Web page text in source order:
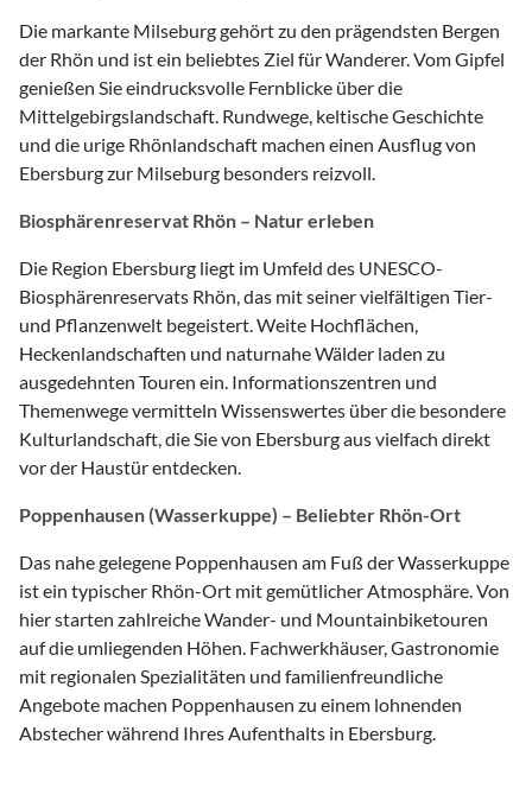
Die markante Milseburg gehört zu den prägendsten Bergen
der Rhön und ist ein beliebtes Ziel für Wanderer. Vom Gipfel
genießen Sie eindrucksvolle Fernblicke über die
Mittelgebirgslandschaft. Rundwege, keltische Geschichte
und die urige Rhönlandschaft machen einen Ausflug von
Ebersburg zur Milseburg besonders reizvoll.
Biosphärenreservat Rhön – Natur erleben
Die Region Ebersburg liegt im Umfeld des UNESCO-
Biosphärenreservats Rhön, das mit seiner vielfältigen Tier-
und Pflanzenwelt begeistert. Weite Hochflächen,
Heckenlandschaften und naturnahe Wälder laden zu
ausgedehnten Touren ein. Informationszentren und
Themenwege vermitteln Wissenswertes über die besondere
Kulturlandschaft, die Sie von Ebersburg aus vielfach direkt
vor der Haustür entdecken.
Poppenhausen (Wasserkuppe) – Beliebter Rhön-Ort
Das nahe gelegene Poppenhausen am Fuß der Wasserkuppe
ist ein typischer Rhön-Ort mit gemütlicher Atmosphäre. Von
hier starten zahlreiche Wander- und Mountainbiketouren
auf die umliegenden Höhen. Fachwerkhäuser, Gastronomie
mit regionalen Spezialitäten und familienfreundliche
Angebote machen Poppenhausen zu einem lohnenden
Abstecher während Ihres Aufenthalts in Ebersburg.